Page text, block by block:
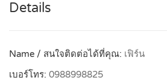
Details
Name / สนใจติดต่อได้ที่คุณ: เฟิร์น
เบอร์โทร: 0988998825